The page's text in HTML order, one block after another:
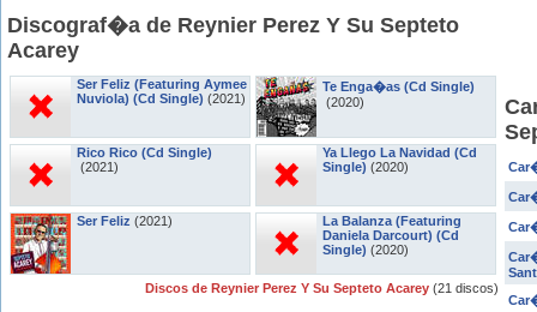
Discograf�a de Reynier Perez Y Su Septeto
Acarey
Ser Feliz (Featuring Aymee
Nuviola) (Cd Single) (2021)
Rico Rico (Cd Single)
(2021)
Ser Feliz (2021)
Te Enga�as (Cd Single)
(2020)
Ya Llego La Navidad (Cd
Single) (2020)
La Balanza (Featuring
Daniela Darcourt) (Cd
Single) (2020)
Discos de Reynier Perez Y Su Septeto Acarey (21 discos)